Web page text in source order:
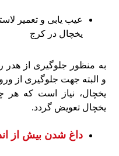
عیب یابی و تعمیر
یخچال در کرج
به منظور جلوگیری از
و البته جهت جلوگیری از
یخچال، نیاز است که هر
یخچال تعویض گردد.
داغ شدن بیش از